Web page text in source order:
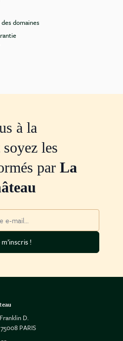
domaines
à la
les
par La
Adresse mail
!
D.
PARIS